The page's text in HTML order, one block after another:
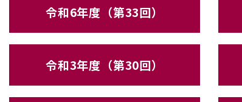
令和6年度（第33回）
令和3年度（第30回）